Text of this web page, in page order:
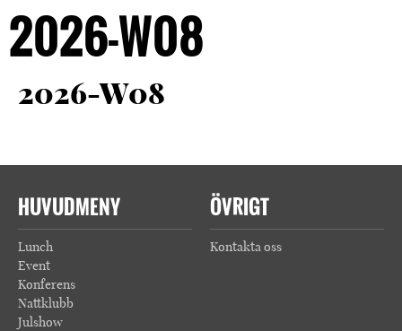
2026-W08
2026-W08
HUVUDMENY
Lunch
Event
Konferens
Nattklubb
Julshow
ÖVRIGT
Kontakta oss